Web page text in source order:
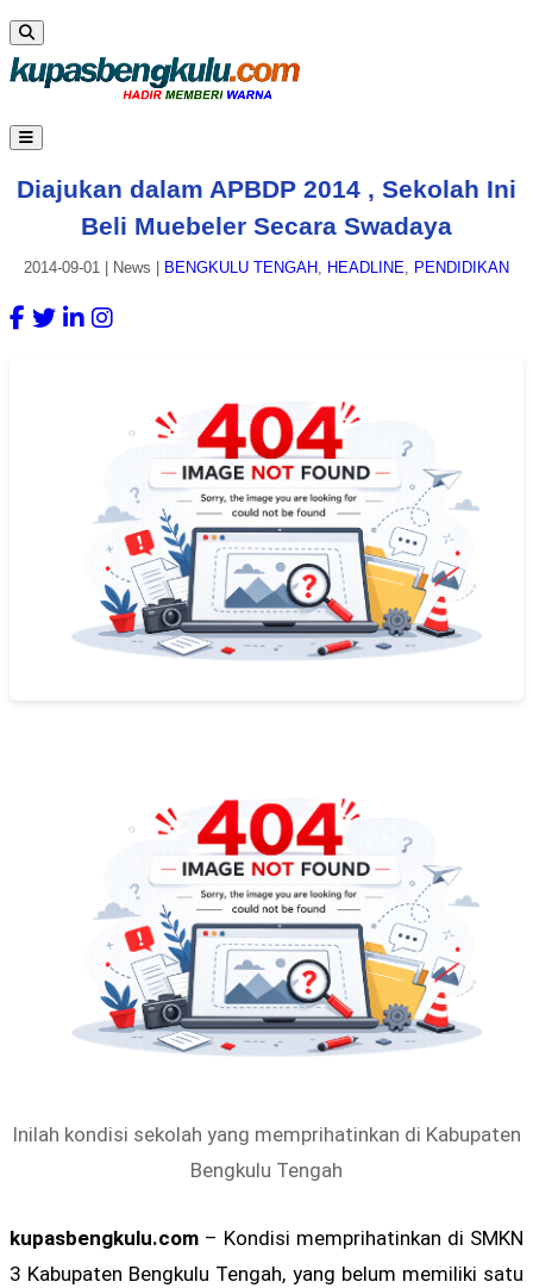
Diajukan dalam APBDP 2014 , Sekolah Ini
Beli Muebeler Secara Swadaya
2014-09-01 News BENGKULU TENGAH, HEADLINE, PENDIDIKAN
Inilah kondisi sekolah yang memprihatinkan di Kabupaten
Bengkulu Tengah
kupasbengkulu.com – Kondisi memprihatinkan di SMKN
3 Kabupaten Bengkulu Tengah, yang belum memiliki satu